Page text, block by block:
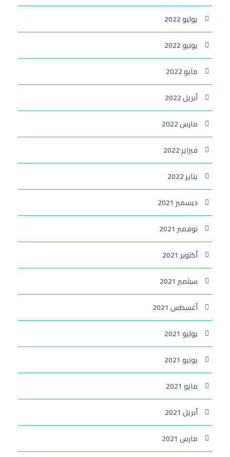
يوليو 2022
يونيو 2022
مايو 2022
أبريل 2022
مارس 2022
فبراير 2022
يناير 2022
ديسمبر 2021
نوفمبر 2021
أكتوبر 2021
سبتمبر 2021
أغسطس 2021
يوليو 2021
يونيو 2021
مايو 2021
أبريل 2021
مارس 2021